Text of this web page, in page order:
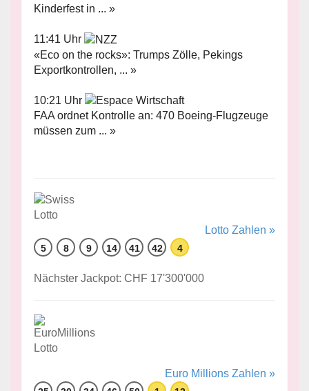
Kinderfest in ... »
11:41 Uhr
«Eco on the rocks»: Trumps Zölle, Pekings
Exportkontrollen, ... »
10:21 Uhr
FAA ordnet Kontrolle an: 470 Boeing-Flugzeuge
müssen zum ... »
Lotto Zahlen »
5 8 9 14 41 42 4
Nächster Jackpot: CHF 17'300'000
Euro Millions Zahlen »